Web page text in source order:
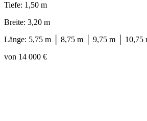
Tiefe: 1,50 m
Breite: 3,20 m
Länge: 5,75 m │ 8,75 m │ 9,75 m │ 10,75
von 14 000 €